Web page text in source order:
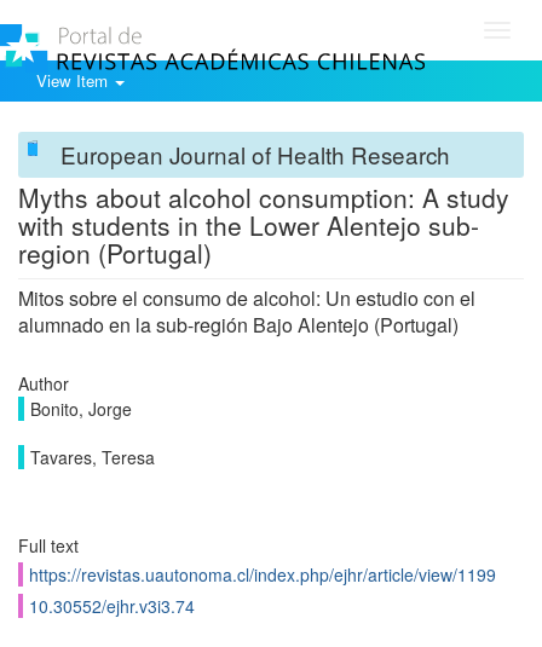
View Item
European Journal of Health Research
Myths about alcohol consumption: A study
with students in the Lower Alentejo sub-
region (Portugal)
Mitos sobre el consumo de alcohol: Un estudio con el
alumnado en la sub-región Bajo Alentejo (Portugal)
Author
Bonito, Jorge
Tavares, Teresa
Full text
https://revistas.uautonoma.cl/index.php/ejhr/article/view/1199
10.30552/ejhr.v3i3.74